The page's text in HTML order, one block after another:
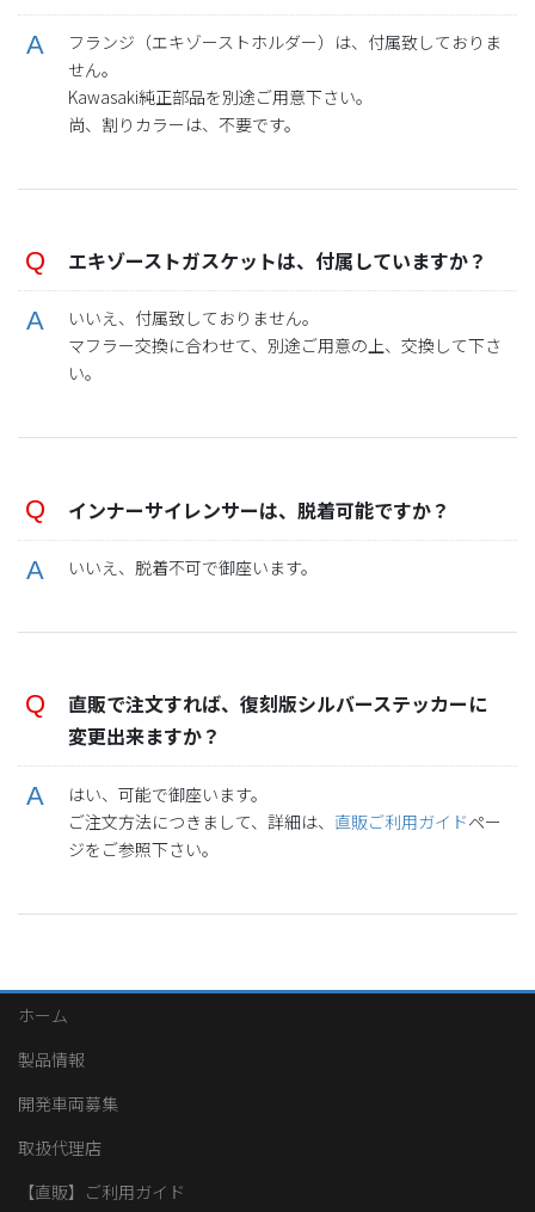
フランジ（エキゾーストホルダー）は、付属致しておりま
せん。
Kawasaki純正部品を別途ご用意下さい。
尚、割りカラーは、不要です。
エキゾーストガスケットは、付属していますか？
いいえ、付属致しておりません。
マフラー交換に合わせて、別途ご用意の上、交換して下さ
い。
インナーサイレンサーは、脱着可能ですか？
いいえ、脱着不可で御座います。
直販で注文すれば、復刻版シルバーステッカーに
変更出来ますか？
はい、可能で御座います。
ご注文方法につきまして、詳細は、 直販ご利用ガイドペー
ジをご参照下さい。
ホーム
製品情報
開発車両募集
取扱代理店
【直販】ご利用ガイド